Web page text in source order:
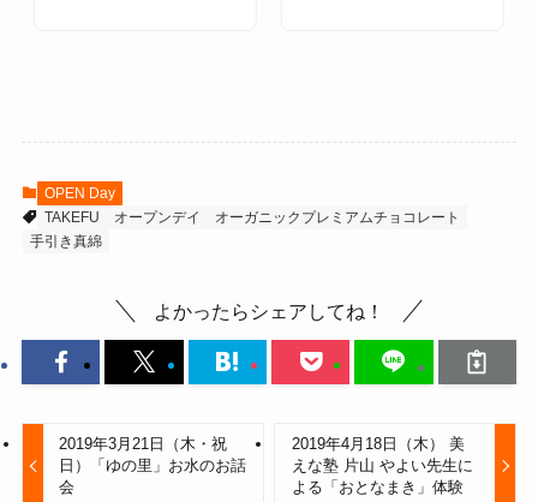
OPEN Day
TAKEFU
オープンデイ
オーガニックプレミアムチョコレート
手引き真綿
よかったらシェアしてね！
2019年3月21日（木・祝
日）「ゆの里」お水のお話
会
2019年4月18日（木） 美
えな塾 片山 やよい先生に
よる「おとなまき」体験